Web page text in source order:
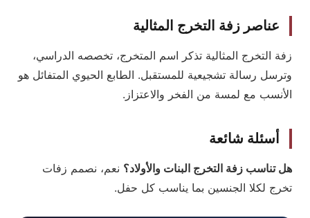
عناصر زفة التخرج المثالية
زفة التخرج المثالية تذكر اسم المتخرج، تخصصه الدراسي،
وترسل رسالة تشجيعية للمستقبل. الطابع الحيوي المتفائل هو
الأنسب مع لمسة من الفخر والاعتزاز.
أسئلة شائعة
هل تناسب زفة التخرج البنات والأولاد؟ نعم، نصمم زفات
تخرج لكلا الجنسين بما يناسب كل حفل.